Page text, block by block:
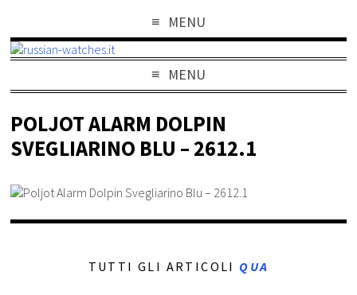
MENU
MENU
POLJOT ALARM DOLPIN
SVEGLIARINO BLU – 2612.1
TUTTI GLI ARTICOLI QUA